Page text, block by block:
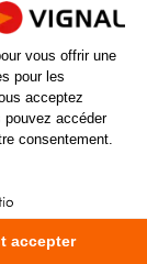
références
avec
ref
vous offrir une
pour les
acceptez
pouvez accéder
consentement.
accepter